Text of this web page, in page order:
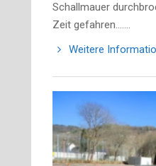
Schallmauer
Zeit gefahren....…
Weitere